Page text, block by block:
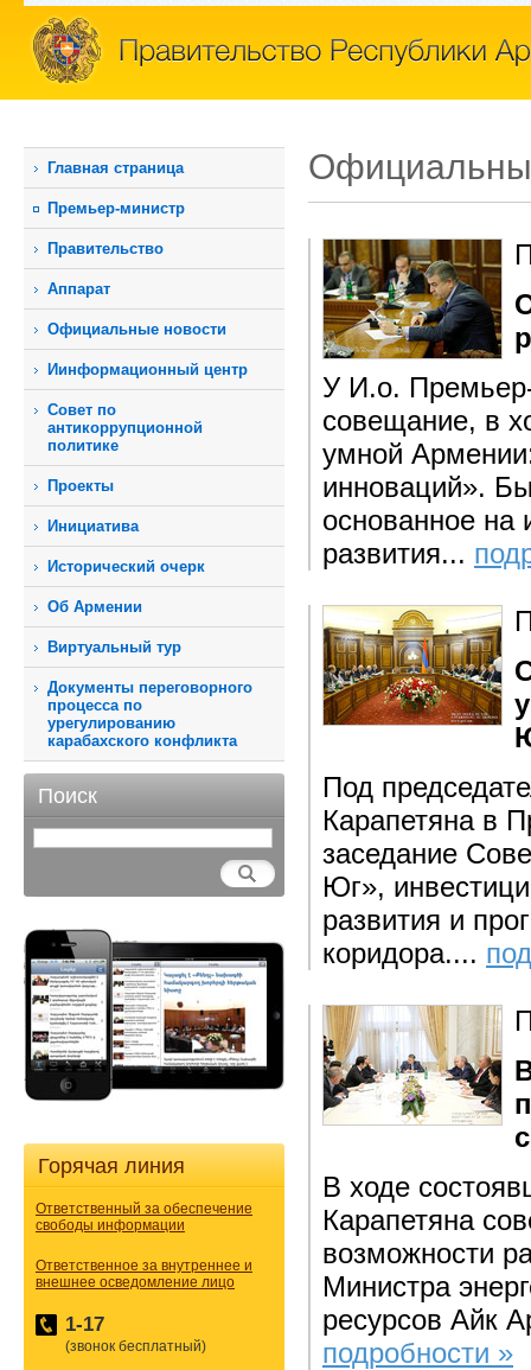
Главная страница
Премьер-министр
Правительство
Аппарат
Официальные новости
Иинформационный центр
Совет по
антикоррупционной
политике
Проекты
Инициатива
Исторический очерк
Об Армении
Виртуальный тур
Документы переговорного
процесса по
урегулированию
карабахского конфликта
Поиск
Горячая линия
Ответственный за обеспечение
свободы информации
Ответственное за внутреннее и
внешнее осведомление лицо
1-17
(звонок бесплатный)
У И.о. Премьер-
совещание, в
умной
инноваций».
основанное на
развития...
Под
Карапетяна в
заседание
Юг»,
развития и
коридора....
В ходе
Карапетяна
возможности
Министра
ресурсов Айк
подробности »